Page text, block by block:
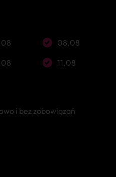
08.08
11.08
i bez zobowiązań